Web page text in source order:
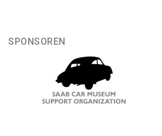
SPONSOREN